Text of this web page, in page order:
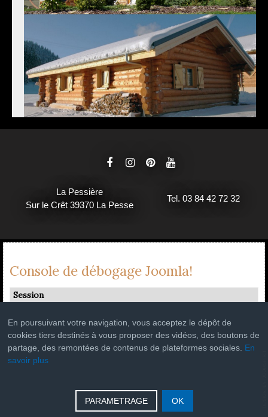
La Pessière
Sur le Crêt 39370 La Pesse
Tel. 03 84 42 72 32
En poursuivant votre navigation, vous acceptez le dépôt de
cookies tiers destinés à vous proposer des vidéos, des boutons de
partage, des remontées de contenus de plateformes sociales. En
savoir plus
PARAMETRAGE OK
Console de débogage Joomla!
Session
Occupation de la mémoire
Requêtes de base de données